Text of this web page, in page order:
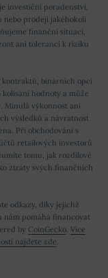
investiční poradenství,
prodeji jakéhokoli
finanční situaci,
ani toleranci k riziku
kontraktů, binárních opcí
hodnoty a může
Minulá výkonnost ani
výsledků a návratnost
Při obchodování s
retailových investorů
tomu, jak rozdílové
ztráty svých finančních
odkazy, díky jejichž
pomáhá financovat
by CoinGecko Více
najdete zde